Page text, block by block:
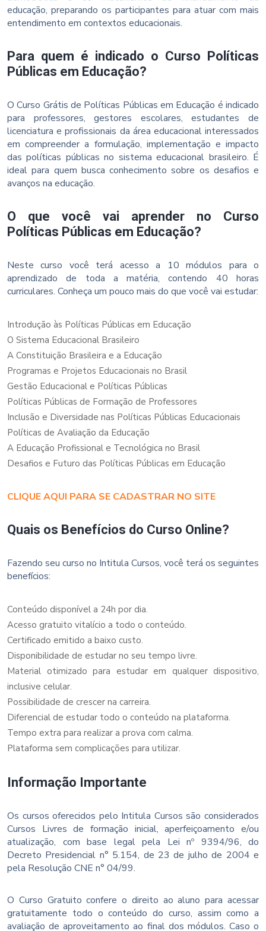
educação, preparando os participantes para atuar com mais
entendimento em contextos educacionais.
Para quem é indicado o Curso Políticas
Públicas em Educação?
O Curso Grátis de Políticas Públicas em Educação é indicado
para professores, gestores escolares, estudantes de
licenciatura e profissionais da área educacional interessados
em compreender a formulação, implementação e impacto
das políticas públicas no sistema educacional brasileiro. É
ideal para quem busca conhecimento sobre os desafios e
avanços na educação.
O que você vai aprender no Curso
Políticas Públicas em Educação?
Neste curso você terá acesso a 10 módulos para o
aprendizado de toda a matéria, contendo 40 horas
curriculares. Conheça um pouco mais do que você vai estudar:
Introdução às Políticas Públicas em Educação
O Sistema Educacional Brasileiro
A Constituição Brasileira e a Educação
Programas e Projetos Educacionais no Brasil
Gestão Educacional e Políticas Públicas
Políticas Públicas de Formação de Professores
Inclusão e Diversidade nas Políticas Públicas Educacionais
Políticas de Avaliação da Educação
A Educação Profissional e Tecnológica no Brasil
Desafios e Futuro das Políticas Públicas em Educação
CLIQUE AQUI PARA SE CADASTRAR NO SITE
Quais os Benefícios do Curso Online?
Fazendo seu curso no Intitula Cursos, você terá os seguintes
benefícios:
Conteúdo disponível a 24h por dia.
Acesso gratuito vitalício a todo o conteúdo.
Certificado emitido a baixo custo.
Disponibilidade de estudar no seu tempo livre.
Material otimizado para estudar em qualquer dispositivo,
inclusive celular.
Possibilidade de crescer na carreira.
Diferencial de estudar todo o conteúdo na plataforma.
Tempo extra para realizar a prova com calma.
Plataforma sem complicações para utilizar.
Informação Importante
Os cursos oferecidos pelo Intitula Cursos são considerados
Cursos Livres de formação inicial, aperfeiçoamento e/ou
atualização, com base legal pela Lei nº 9394/96, do
Decreto Presidencial n° 5.154, de 23 de julho de 2004 e
pela Resolução CNE n° 04/99.
O Curso Gratuito confere o direito ao aluno para acessar
gratuitamente todo o conteúdo do curso, assim como a
avaliação de aproveitamento ao final dos módulos. Caso o